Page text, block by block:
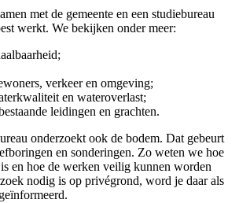
met de gemeente en een studiebureau
werkt. We bekijken onder meer:
verkeer en omgeving;
en wateroverlast;
leidingen en grachten.
onderzoekt ook de bodem. Dat gebeurt
en sonderingen. Zo weten we hoe
en hoe de werken veilig kunnen worden
nodig is op privégrond, word je daar als